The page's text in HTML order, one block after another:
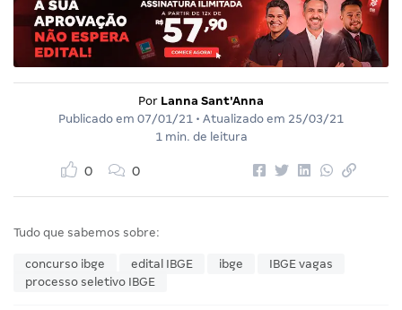
Por Lanna Sant'Anna
Publicado em 07/01/21 • Atualizado em 25/03/21
1 min. de leitura
0 0
Tudo que sabemos sobre:
concurso ibge edital IBGE ibge
IBGE vagas
processo seletivo IBGE